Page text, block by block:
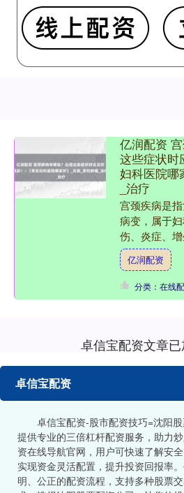
亿润配资
这些症状
妇科医院哪
_治疗
宫颈疾病是
病变，属于
伤、炎症、
等，宫颈疾病
起重视，做到
亿润配资
分类：在线
卓信宝配资文章
卓信宝配资
卓信宝配资-股市配资技巧=沈阳
提供专业的三倍杠杆配资服务，助力
资在线导航官网，用户可快速了解安
实现资金灵活配置，提升投资回报率
明、公正的配资流程，支持多种股票